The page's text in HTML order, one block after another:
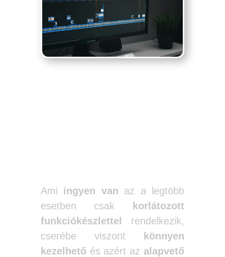
Ami ingyen van az a legtöbb
esetben csak korlátozott
funkciókészlettel rendelkezik,
cserébe viszont könnyen
kezelhetőés azért az alapvető